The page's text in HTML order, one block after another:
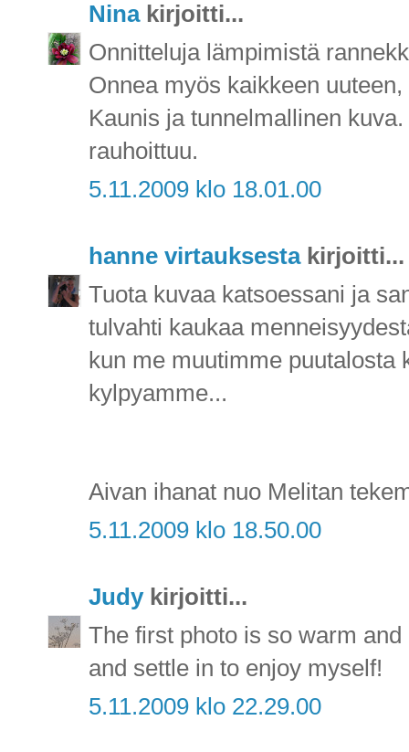
Ninakirjoitti...
Onnitteluja lämpimistä
Onnea myös kaikkeen
Kaunis ja tunnelmallinen
rauhoittuu.
5.11.2009 klo 18.01.00
hanne virtauksestakirjoitti...
Tuota kuvaa katsoessani ja
tulvahti kaukaa
kun me muutimme
kylpyamme...
Aivan ihanat nuo Melitan
5.11.2009 klo 18.50.00
Judykirjoitti...
The first photo is so warm
and settle in to enjoy myself!
5.11.2009 klo 22.29.00